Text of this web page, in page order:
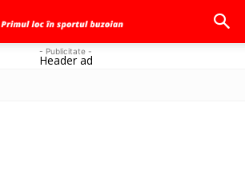
- Publicitate -
Header ad